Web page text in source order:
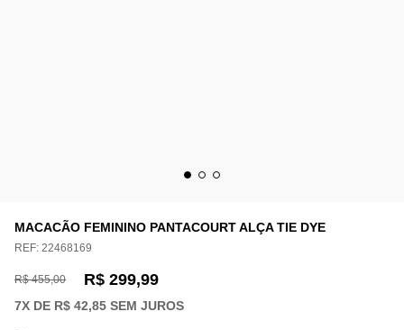
MACACÃO FEMININO PANTACOURT ALÇA TIE DYE
REF: 22468169
R$ 455,00 R$ 299,99
7X DE R$ 42,85 SEM JUROS